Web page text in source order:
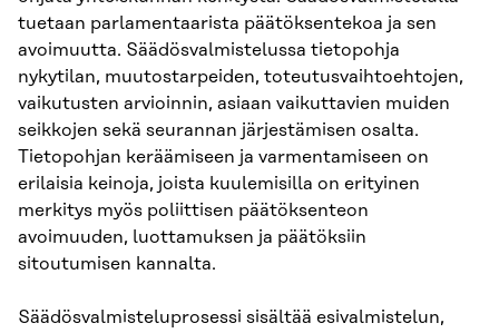
tuetaan parlamentaarista päätöksentekoa ja sen
avoimuutta. Säädösvalmistelussa tietopohja
nykytilan, muutostarpeiden, toteutusvaihtoehtojen,
vaikutusten arvioinnin, asiaan vaikuttavien muiden
seikkojen sekä seurannan järjestämisen osalta.
Tietopohjan keräämiseen ja varmentamiseen on
erilaisia keinoja, joista kuulemisilla on erityinen
merkitys myös poliittisen päätöksenteon
avoimuuden, luottamuksen ja päätöksiin
sitoutumisen kannalta.
Säädösvalmisteluprosessi sisältää esivalmistelun,